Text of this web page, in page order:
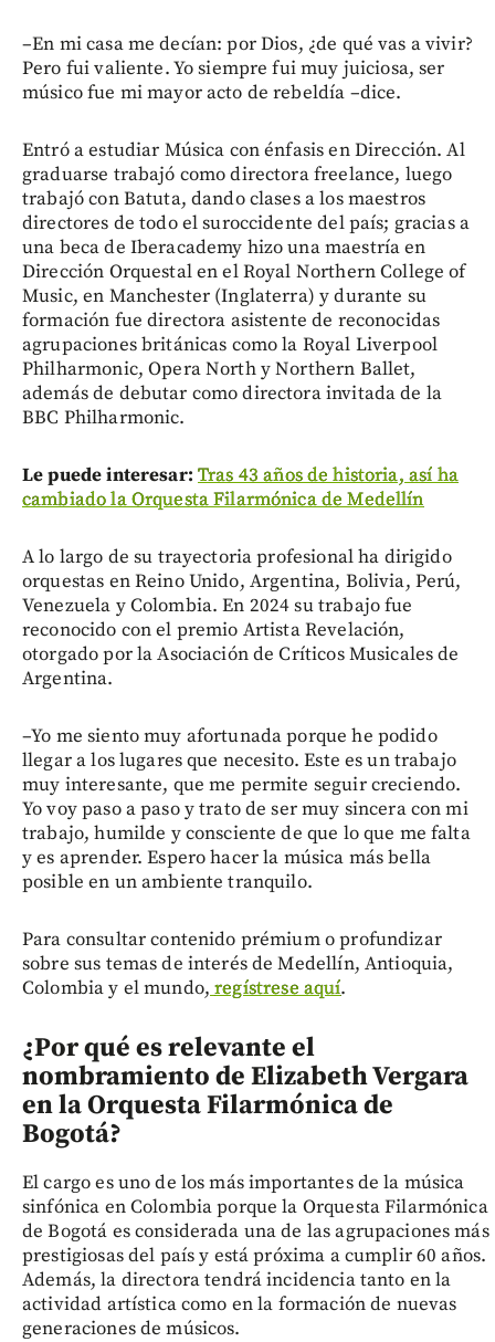
–En mi casa me decían: por Dios, ¿de qué vas a vivir?
Pero fui valiente. Yo siempre fui muy juiciosa, ser
músico fue mi mayor acto de rebeldía –dice.
Entró a estudiar Música con énfasis en Dirección. Al
graduarse trabajó como directora freelance, luego
trabajó con Batuta, dando clases a los maestros
directores de todo el suroccidente del país; gracias a
una beca de Iberacademy hizo una maestría en
Dirección Orquestal en el Royal Northern College of
Music, en Manchester (Inglaterra) y durante su
formación fue directora asistente de reconocidas
agrupaciones británicas como la Royal Liverpool
Philharmonic, Opera North y Northern Ballet,
además de debutar como directora invitada de la
BBC Philharmonic.
Le puede interesar: Tras 43 años de historia, así ha
cambiado la Orquesta Filarmónica de Medellín
A lo largo de su trayectoria profesional ha dirigido
orquestas en Reino Unido, Argentina, Bolivia, Perú,
Venezuela y Colombia. En 2024 su trabajo fue
reconocido con el premio Artista Revelación,
otorgado por la Asociación de Críticos Musicales de
Argentina.
–Yo me siento muy afortunada porque he podido
llegar a los lugares que necesito. Este es un trabajo
muy interesante, que me permite seguir creciendo.
Yo voy paso a paso y trato de ser muy sincera con mi
trabajo, humilde y consciente de que lo que me falta
y es aprender. Espero hacer la música más bella
posible en un ambiente tranquilo.
Para consultar contenido prémium o profundizar
sobre sus temas de interés de Medellín, Antioquia,
Colombia y el mundo, regístrese aquí.
¿Por qué es relevante el
nombramiento de Elizabeth Vergara
en la Orquesta Filarmónica de
Bogotá?
El cargo es uno de los más importantes de la música
sinfónica en Colombia porque la Orquesta Filarmónica
de Bogotá es considerada una de las agrupaciones más
prestigiosas del país y está próxima a cumplir 60 años.
Además, la directora tendrá incidencia tanto en la
actividad artística como en la formación de nuevas
generaciones de músicos.